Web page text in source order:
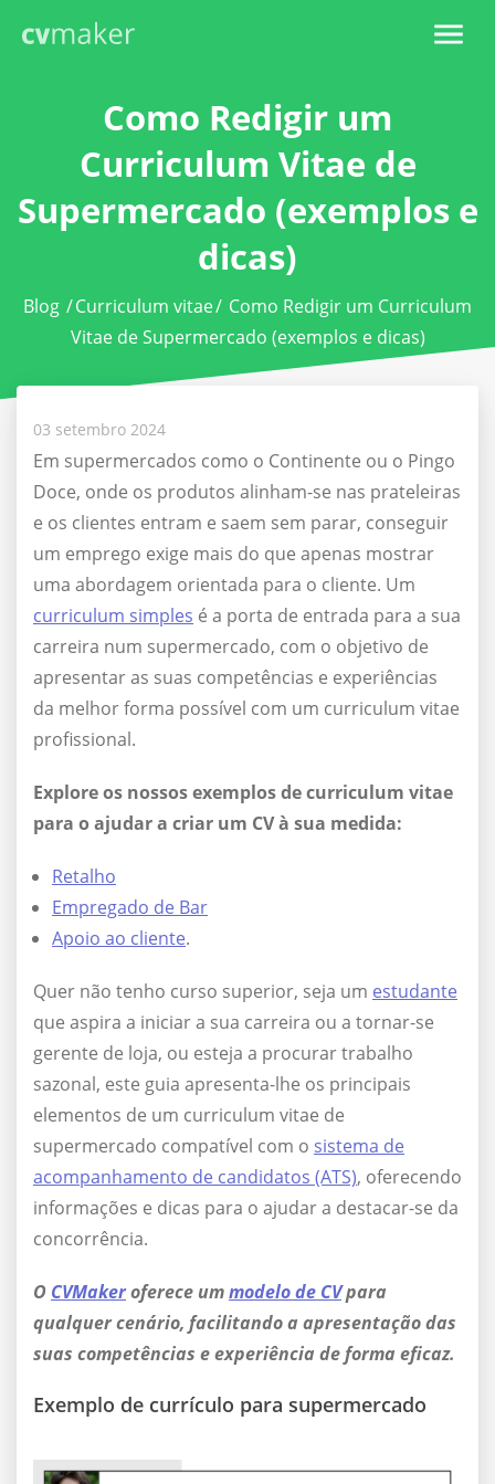
Como Redigir um
Curriculum Vitae de
Supermercado (exemplos e
dicas)
Blog /Curriculum vitae/ Como Redigir um Curriculum
Vitae de Supermercado (exemplos e dicas)
03 setembro 2024
Em supermercados como o Continente ou o Pingo
Doce, onde os produtos alinham-se nas prateleiras
e os clientes entram e saem sem parar, conseguir
um emprego exige mais do que apenas mostrar
uma abordagem orientada para o cliente. Um
curriculum simples é a porta de entrada para a sua
carreira num supermercado, com o objetivo de
apresentar as suas competências e experiências
da melhor forma possível com um curriculum vitae
profissional.
Explore os nossos exemplos de curriculum vitae
para o ajudar a criar um CV à sua medida:
Retalho
Empregado de Bar
Apoio ao cliente.
Quer não tenho curso superior, seja um estudante
que aspira a iniciar a sua carreira ou a tornar-se
gerente de loja, ou esteja a procurar trabalho
sazonal, este guia apresenta-lhe os principais
elementos de um curriculum vitae de
supermercado compatível com o sistema de
acompanhamento de candidatos (ATS), oferecendo
informações e dicas para o ajudar a destacar-se da
concorrência.
O CVMakeroferece ummodelo de CVpara
qualquer cenário, facilitando a apresentação das
suas competências e experiência de forma eficaz.
Exemplo de currículo para supermercado